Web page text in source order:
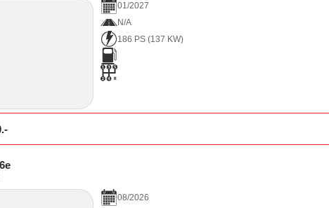
01/2027
N/A
186 PS (137 KW)
.-
08/2026